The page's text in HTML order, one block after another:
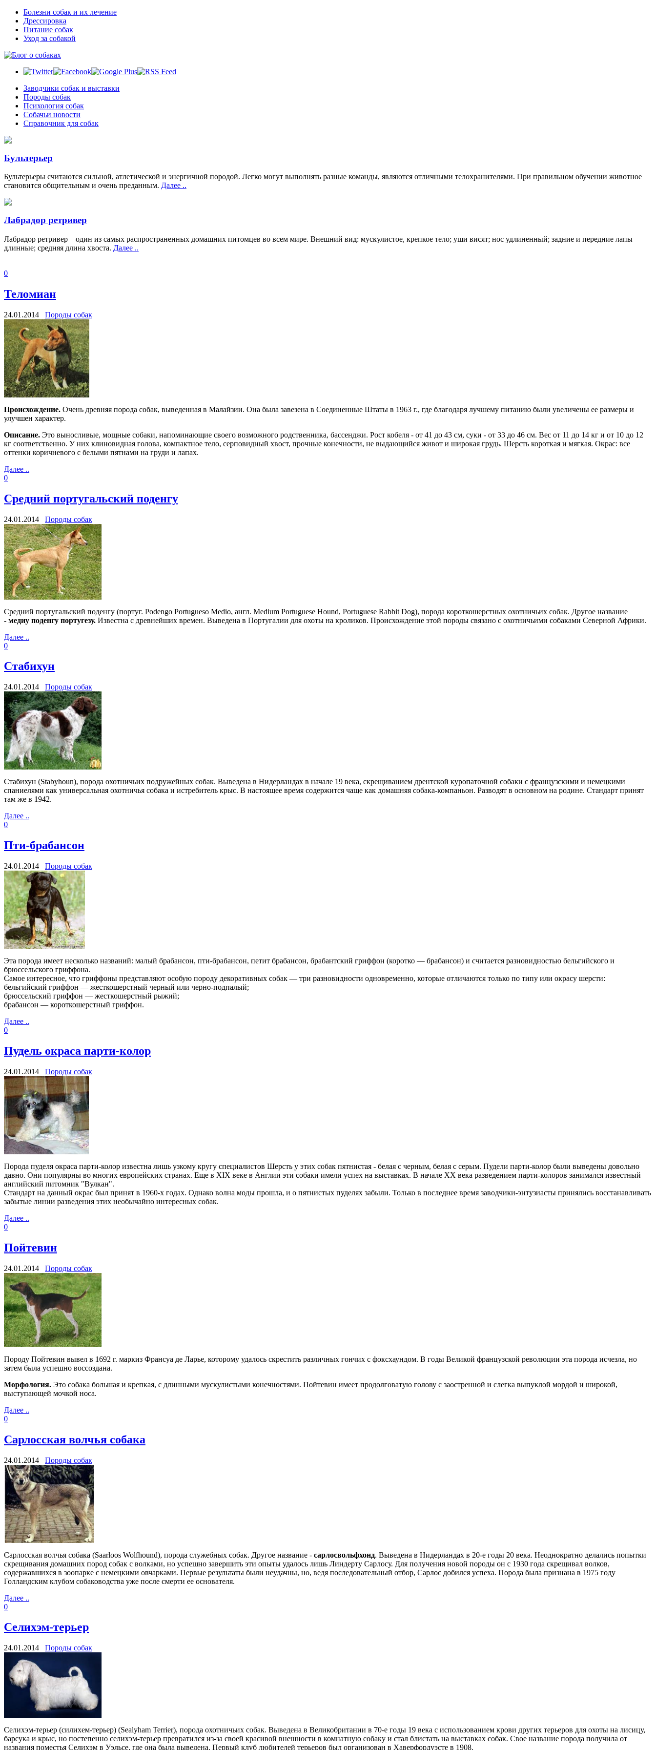
Болезни собак и их лечение
Дрессировка
Питание собак
Уход за собакой
Заводчики собак и выставки
Породы собак
Психология собак
Собачьи новости
Справочник для собак
Бультерьер
Бультерьеры считаются сильной, атлетической и энергичной породой. Легко могут выполнять разные команды, являются отличными телохранителями. При правильном обучении животное
становится общительным и очень преданным. Далее ..
Лабрадор ретривер
Лабрадор ретривер – один из самых распространенных домашних питомцев во всем мире. Внешний вид: мускулистое, крепкое тело; уши висят; нос удлиненный; задние и передние лапы
длинные; средняя длина хвоста. Далее ..
0
Теломиан
24.01.2014 Породы собак
Происхождение. Очень древняя порода собак, выведенная в Малайзии. Она была завезена в Соединенные Штаты в 1963 г., где благодаря лучшему питанию были увеличены ее размеры и
улучшен характер.
Описание. Это выносливые, мощные собаки, напоминающие своего возможного родственника, бассенджи. Рост кобеля - от 41 до 43 см, суки - от 33 до 46 см. Вес от 11 до 14 кг и от 10 до 12
кг соответственно. У них клиновидная голова, компактное тело, серповидный хвост, прочные конечности, не выдающийся живот и широкая грудь. Шерсть короткая и мягкая. Окрас: все
оттенки коричневого с белыми пятнами на груди и лапах.
Далее ..
0
Средний португальский поденгу
24.01.2014 Породы собак
Средний португальский поденгу (португ. Podengo Portugueso Medio, англ. Medium Portuguese Hound, Portuguese Rabbit Dog), порода короткошерстных охотничьих собак. Другое название
- медиу поденгу португезу. Известна с древнейших времен. Выведена в Португалии для охоты на кроликов. Происхождение этой породы связано с охотничьими собаками Северной Африки.
Далее ..
0
Стабихун
24.01.2014 Породы собак
Стабихун (Stabyhoun), порода охотничьих подружейных собак. Выведена в Нидерландах в начале 19 века, скрещиванием дрентской куропаточной собаки с французскими и немецкими
спаниелями как универсальная охотничья собака и истребитель крыс. В настоящее время содержится чаще как домашняя собака-компаньон. Разводят в основном на родине. Стандарт принят
там же в 1942.
Далее ..
0
Пти-брабансон
24.01.2014 Породы собак
Эта порода имеет несколько названий: малый брабансон, пти-брабансон, петит брабансон, брабантский гриффон (коротко — брабансон) и считается разновидностью бельгийского и
брюссельского гриффона.
Самое интересное, что гриффоны представляют особую породу декоративных собак — три разновидности одновременно, которые отличаются только по типу или окрасу шерсти:
бельгийский гриффон — жесткошерстный черный или черно-подпалый;
брюссельский гриффон — жесткошерстный рыжий;
брабансон — короткошерстный гриффон.
Далее ..
0
Пудель окраса парти-колор
24.01.2014 Породы собак
Порода пуделя окраса парти-колор известна лишь узкому кругу специалистов Шерсть у этих собак пятнистая - белая с черным, белая с серым. Пудели парти-колор были выведены довольно
давно. Они популярны во многих европейских странах. Еще в XIX веке в Англии эти собаки имели успех на выставках. В начале ХХ века разведением парти-колоров занимался известный
английский питомник "Вулкан".
Стандарт на данный окрас был принят в 1960-х годах. Однако волна моды прошла, и о пятнистых пуделях забыли. Только в последнее время заводчики-энтузиасты принялись восстанавливать
забытые линии разведения этих необычайно интересных собак.
Далее ..
0
Пойтевин
24.01.2014 Породы собак
Породу Пойтевин вывел в 1692 г. маркиз Франсуа де Ларье, которому удалось скрестить различных гончих с фоксхаундом. В годы Великой французской революции эта порода исчезла, но
затем была успешно воссоздана.
Морфология. Это собака большая и крепкая, с длинными мускулистыми конечностями. Пойтевин имеет продолговатую голову с заостренной и слегка выпуклой мордой и широкой,
выступающей мочкой носа.
Далее ..
0
Cарлосская волчья собака
24.01.2014 Породы собак
Cарлосская волчья собака (Saarloos Wolfhound), порода служебных собак. Другое название - сарлосвольфхонд. Выведена в Нидерландах в 20-е годы 20 века. Неоднократно делались попытки
скрещивания домашних пород собак с волками, но успешно завершить эти опыты удалось лишь Линдерту Сарлосу. Для получения новой породы он с 1930 года скрещивал волков,
содержавшихся в зоопарке с немецкими овчарками. Первые результаты были неудачны, но, ведя последовательный отбор, Сарлос добился успеха. Порода была признана в 1975 году
Голландским клубом собаководства уже после смерти ее основателя.
Далее ..
0
Селихэм-терьер
24.01.2014 Породы собак
Селихэм-терьер (силихем-терьер) (Sealyham Terrier), порода охотничьих собак. Выведена в Великобритании в 70-е годы 19 века с использованием крови других терьеров для охоты на лисицу,
барсука и крыс, но постепенно селихэм-терьер превратился из-за своей красивой внешности в комнатную собаку и стал блистать на выставках собак. Свое название порода получила от
названия поместья Селихэм в Уэльсе, где она была выведена. Первый клуб любителей терьеров был организован в Хаверфордуэсте в 1908.